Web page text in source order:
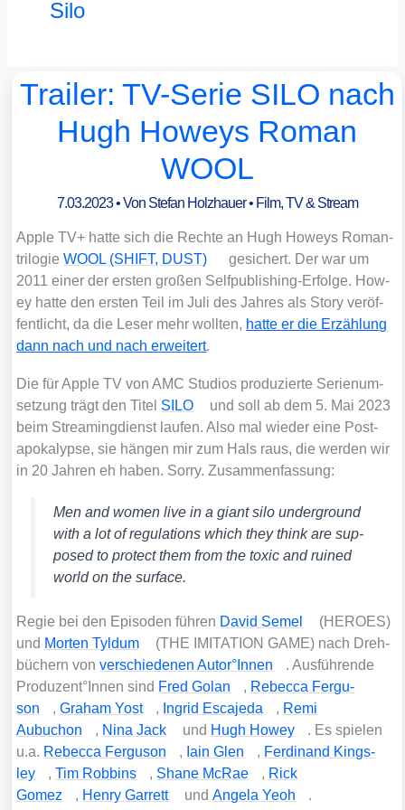
Silo
Trailer: TV-Serie SILO nach
Hugh Howeys Roman
WOOL
7.03.2023• Von Stefan Holzhauer• Film, TV & Stream
Apple TV+ hat­te sich die Rech­te an Hugh How­eys Roman­
tri­lo­gieWOOL (SHIFT, DUST)
gesi­chert. Der war um
2011 einer der ers­ten gro­ßen Self­pu­bli­shing-Erfol­ge. How­
ey hat­te den ers­ten Teil im Juli des Jah­res als Sto­ry ver­öf­
fent­licht, da die Leser mehr woll­ten, hat­te er die Erzäh­lung
dann nach und nach erwei­tert.
Die für Apple TV von AMC Stu­di­os pro­du­zier­te Seri­en­um­
set­zung trägt den Titel SILO
und soll ab dem 5. Mai 2023
beim Strea­ming­dienst lau­fen. Also mal wie­der eine Post­
apo­ka­lyp­se, sie hän­gen mir zum Hals raus, die wer­den wir
in 20 Jah­ren eh haben. Sor­ry. Zusam­men­fas­sung:
Men and women live in a giant silo under­ground
with a lot of regu­la­ti­ons which they think are sup­
po­sed to pro­tect them from the toxic and rui­ned
world on the sur­face.
Regie bei den Epi­so­den füh­ren David Semel
(HEROES)
und Mor­ten Tyld­um
(THE IMITATION GAME) nach Dreh­
bü­chern vonver­schie­de­nen Autor°Innen
. Aus­füh­ren­de
Produzent°Innen sind Fred Golan , Rebec­ca Fer­gu­
son
,Gra­ham Yost , Ingrid Esca­je­da , Remi
Aubuchon
, Nina Jack und Hugh How­ey
. Es spie­len
u.a. Rebec­ca Fer­gu­son , Iain Glen , Fer­di­nand King­s­
ley
,Tim Rob­bins , Shane McRae , Rick
Gomez
, Hen­ry Gar­rett undAnge­la Yeoh .